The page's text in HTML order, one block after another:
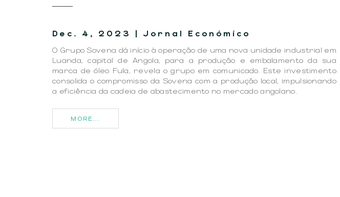
Dec. 4, 2023 | Jornal Económico
O Grupo Sovena dá início à operação de uma nova unidade industrial em
Luanda, capital de Angola, para a produção e embalamento da sua
marca de óleo Fula, revela o grupo em comunicado. Este investimento
consolida o compromisso da Sovena com a produção local, impulsionando
a eficiência da cadeia de abastecimento no mercado angolano.
MORE...